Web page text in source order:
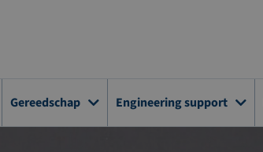
Gereedschap Engineering support